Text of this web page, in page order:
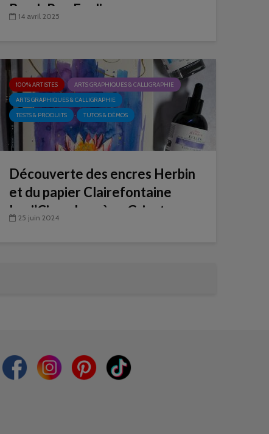
Brush Pen Ecoline
14 avril 2025
100% ARTISTES
ARTS GRAPHIQUES & CALLIGRAPHIE
ARTS GRAPHIQUES & CALLIGRAPHIE
TESTS & PRODUITS
TUTOS & DÉMOS
Découverte des encres Herbin
et du papier Clairefontaine
Lavi’Ci par Laurène Grisot
25 juin 2024